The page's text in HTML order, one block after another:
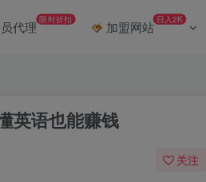
代理 限时折扣 加盟网站 日入2K
英语也能赚钱
关注